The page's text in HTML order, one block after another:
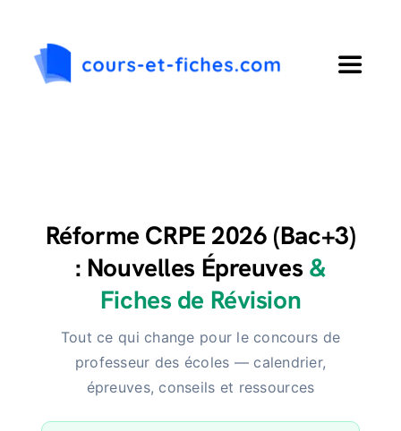
contenu
Toggle
Collège
Langues
Réforme CRPE 2026 (Bac+3)
: Nouvelles Épreuves&
Fiches de Révision
Tout ce qui change pour le concours de
professeur des écoles — calendrier,
épreuves, conseils et ressources